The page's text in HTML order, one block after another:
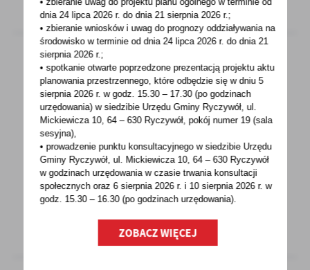
19 - 10 - 2021
Wykaz nieruchomości przeznaczonych do
sprzedaży i dzierżawy
Wójt Gminy Ryczywół informuje, że w dniu
19.10.2021r. w siedzibie Urzędu Gminy został
wywieszony...
dnia 24 lipca 2026 r. do dnia 21 sierpnia 2026 r.;
• zbieranie wniosków i uwag do prognozy oddziaływania na
środowisko w terminie od dnia 24 lipca 2026 r. do dnia 21
sierpnia 2026 r.;
• spotkanie otwarte poprzedzone prezentacją projektu aktu
planowania przestrzennego, które odbędzie się w dniu 5
sierpnia 2026 r.w godz. 15.30 – 17.30 (po godzinach
urzędowania) w siedzibie Urzędu Gminy Ryczywół, ul.
Mickiewicza 10, 64 – 630 Ryczywół, pokójnumer 19 (sala
sesyjna),
• prowadzenie punktu konsultacyjnego w siedzibie Urzędu
Gminy Ryczywół, ul. Mickiewicza 10, 64 – 630 Ryczywół
w godzinachurzędowania w czasie trwania konsultacji
społecznych oraz 6 sierpnia 2026 r. i 10 sierpnia 2026 r. w
godz. 15.30 – 16.30 (po godzinachurzędowania).
ZOBACZ WIĘCEJ